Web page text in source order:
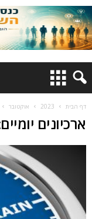
דף הבית 2023 אוקטובר
ארכיונים יומיים: 16/10/